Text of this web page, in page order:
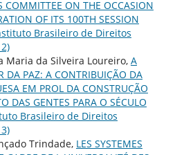
COMMITTEE ON THE OCCASION
OF ITS 100TH SESSION
Brasileiro de Direitos
Maria da Silveira Loureiro, A
DA PAZ: A CONTRIBUIÇÃO DA
EM PROL DA CONSTRUÇÃO
DAS GENTES PARA O SÉCULO
Brasileiro de Direitos
Trindade, LES SYSTEMES